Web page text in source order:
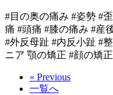
#目の奥の痛み #姿勢 #
痛 #頭痛 #膝の痛み #産
#外反母趾 #内反小趾 #
ニア 顎の矯正 #顔の矯正
« Previous
一覧へ